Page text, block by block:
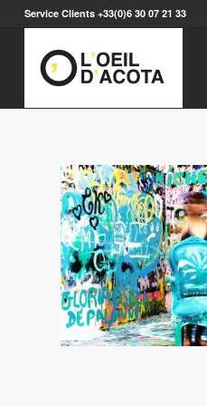
Service Clients +33(0)6 30 07 21 33